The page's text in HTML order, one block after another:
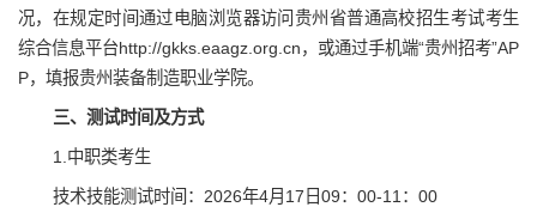
况，在规定时间通过电脑浏览器访问贵州省普通高校招生考试考生
综合信息平台http://gkks.eaagz.org.cn，或通过手机端“贵州招考”AP
P，填报贵州装备制造职业学院。
三、测试时间及方式
1.中职类考生
技术技能测试时间：2026年4月17日09：00-11：00